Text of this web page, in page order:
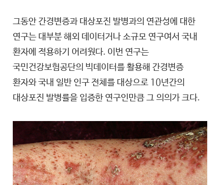
그동안 간경변증과 대상포진 발병과의 연관성에 대한
연구는 대부분 해외 데이터거나 소규모 연구여서 국내
환자에 적용하기 어려웠다. 이번 연구는
국민건강보험공단의 빅데이터를 활용해 간경변증
환자와 국내 일반 인구 전체를 대상으로 10년간의
대상포진 발병률을 입증한 연구인만큼 그 의의가 크다.